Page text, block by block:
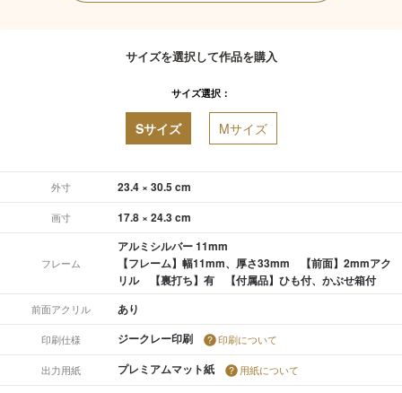
サイズを選択して作品を購入
サイズ選択：
Sサイズ Mサイズ
外寸 23.4 × 30.5 cm
画寸 17.8 × 24.3 cm
フレーム
アルミシルバー 11mm
【フレーム】幅11mm、厚さ33mm 【前面】2mmアク
リル 【裏打ち】有 【付属品】ひも付、かぶせ箱付
前面アクリル あり
印刷仕様 ジークレー印刷 印刷について
出力用紙 プレミアムマット紙 用紙について